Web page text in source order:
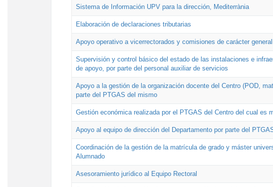
Sistema de Información UPV para la dirección, Mediterrània
Elaboración de declaraciones tributarias
Apoyo operativo a vicerrectorados y comisiones de carácter
Supervisión y control básico del estado de las instalaciones e
de apoyo, por parte del personal auxiliar de servicios
Apoyo a la gestión de la organización docente del Centro (POD,
parte del PTGAS del mismo
Gestión económica realizada por el PTGAS del Centro del cual es
Apoyo al equipo de dirección del Departamento por parte del
Coordinación de la gestión de la matrícula de grado y máster
Alumnado
Asesoramiento jurídico al Equipo Rectoral